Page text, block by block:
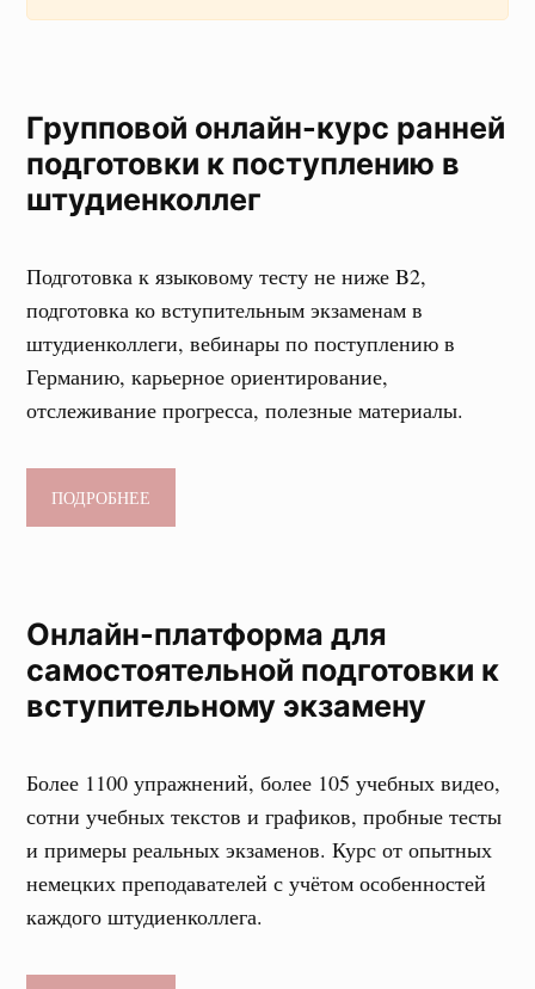
Групповой онлайн-курс ранней
подготовки к поступлению в
штудиенколлег
Подготовка к языковому тесту не ниже B2,
подготовка ко вступительным экзаменам в
штудиенколлеги, вебинары по поступлению в
Германию, карьерное ориентирование,
отслеживание прогресса, полезные материалы.
ПОДРОБНЕЕ
Онлайн-платформа для
самостоятельной подготовки к
вступительному экзамену
Более 1100 упражнений, более 105 учебных видео,
сотни учебных текстов и графиков, пробные тесты
и примеры реальных экзаменов. Курс от опытных
немецких преподавателей с учётом особенностей
каждого штудиенколлега.